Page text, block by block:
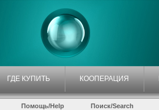
ГДЕ КУПИТЬ КООПЕРАЦИЯ
Помощь/Help Поиск/Search